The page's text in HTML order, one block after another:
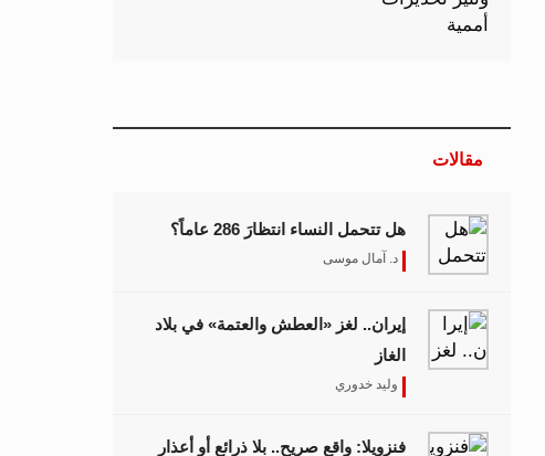
مقالات
هل تتحمل النساء انتظارَ 286 عاماً؟
د. آمال موسى
إيران.. لغز «العطش والعتمة» في بلاد
الغاز
وليد خدوري
فنزويلا: واقع صريح.. بلا ذرائع أو أعذار